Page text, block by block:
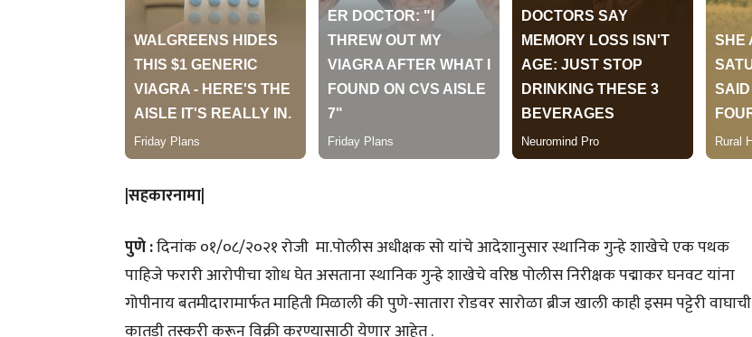
|सहकारनामा|
पुणे :दिनांक ०१/०८/२०२१ रोजी मा.पोलीस अधीक्षक सो यांचे आदेशानुसार स्थानिक गुन्हे शाखेचे एक पथक
पाहिजे फरारी आरोपीचा शोध घेत असताना स्थानिक गुन्हे शाखेचे वरिष्ठ पोलीस निरीक्षक पद्माकर घनवट यांना
गोपीनाय बतमीदारामार्फत माहिती मिळाली की पुणे-सातारा रोडवर सारोळा ब्रीज खाली काही इसम पट्टेरी वाघाची